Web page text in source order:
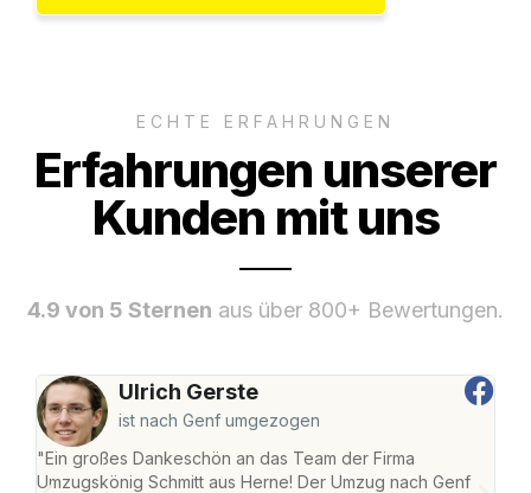
ECHTE ERFAHRUNGEN
Erfahrungen unserer
Kunden mit uns
4.9 von 5 Sternen aus über 800+ Bewertungen.
Ulrich Gerste
ist nach Genf umgezogen
"Ein großes Dankeschön an das Team der Firma
Umzugskönig Schmitt aus Herne! Der Umzug nach Genf